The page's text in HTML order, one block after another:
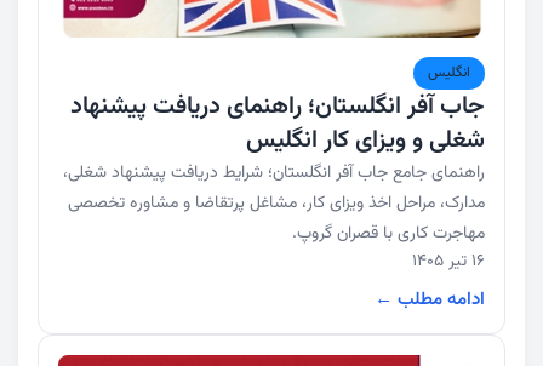
انگلیس
جاب آفر انگلستان؛ راهنمای دریافت پیشنهاد
شغلی و ویزای کار انگلیس
راهنمای جامع جاب آفر انگلستان؛ شرایط دریافت پیشنهاد شغلی،
مدارک، مراحل اخذ ویزای کار، مشاغل پرتقاضا و مشاوره تخصصی
مهاجرت کاری با قصران گروپ.
16 تیر 1405
ادامه مطلب ←